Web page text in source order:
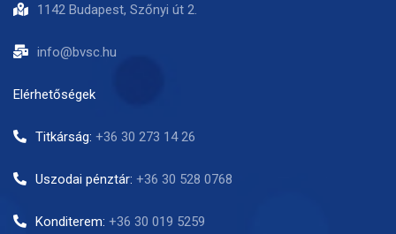
1142 Budapest, Szőnyi út 2.
info@bvsc.hu
Elérhetőségek
Titkárság: +36 30 273 14 26
Uszodai pénztár: +36 30 528 0768
Konditerem: +36 30 019 5259